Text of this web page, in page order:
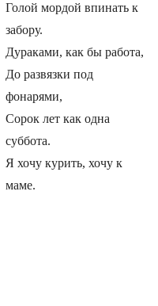
Голой мордой впинать к
забору.
Дураками, как бы работа,
До развязки под
фонарями,
Сорок лет как одна
суббота.
Я хочу курить, хочу к
маме.